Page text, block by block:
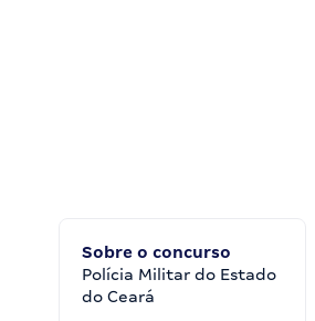
Sobre o concurso
Polícia Militar do Estado
do Ceará